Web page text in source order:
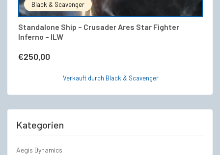
Black & Scavenger
Standalone Ship – Crusader Ares Star Fighter
Inferno – ILW
€250,00
Verkauft durch Black & Scavenger
Kategorien
Aegis Dynamics